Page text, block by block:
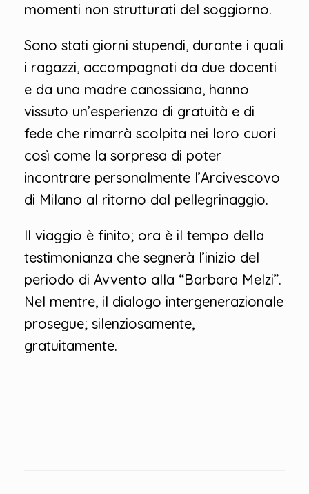
momenti non strutturati del soggiorno.
Sono stati giorni stupendi, durante i quali
i ragazzi, accompagnati da due docenti
e da una madre canossiana, hanno
vissuto un’esperienza di gratuità e di
fede che rimarrà scolpita nei loro cuori
così come la sorpresa di poter
incontrare personalmente l’Arcivescovo
di Milano al ritorno dal pellegrinaggio.
Il viaggio è finito; ora è il tempo della
testimonianza che segnerà l’inizio del
periodo di Avvento alla “Barbara Melzi”.
Nel mentre, il dialogo intergenerazionale
prosegue; silenziosamente,
gratuitamente.